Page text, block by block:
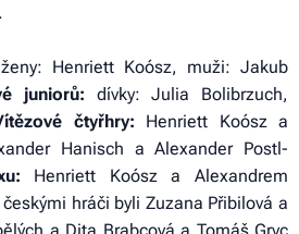
ženy: Henriett Koósz, muži: Jakub
juniorů: dívky: Julia Bolibrzuch,
čtyřhry: Henriett Koósz a
Hanisch a Alexander Postl-
Henriett Koósz a Alexandrem
hráči byli Zuzana Přibilová a
a Dita Brabcová a Tomáš Gryc